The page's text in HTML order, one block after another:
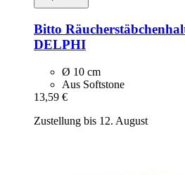
Bitto
DELPHI
Ø 10 cm
Aus Softstone
13,59 €
Zustellung bis 12. August